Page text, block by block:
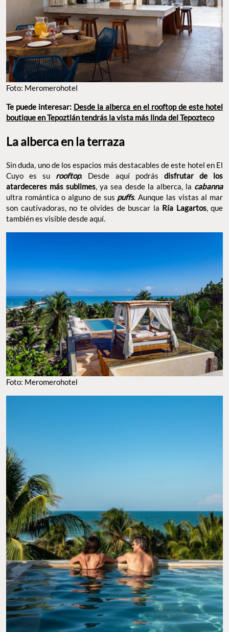
Foto: Meromerohotel
Te puede interesar: Desde la alberca en el rooftop de este hotel
boutique en Tepoztlán tendrás la vista más linda del Tepozteco
La alberca en la terraza
Sin duda, uno de los espacios más destacables de este hotel en El
Cuyo es su rooftop. Desde aquí podrás disfrutar de los
atardeceres más sublimes , ya sea desde la alberca, la cabanna
ultra romántica o alguno de sus puffs. Aunque las vistas al mar
son cautivadoras, no te olvides de buscar la Ría Lagartos, que
también es visible desde aquí.
Foto: Meromerohotel